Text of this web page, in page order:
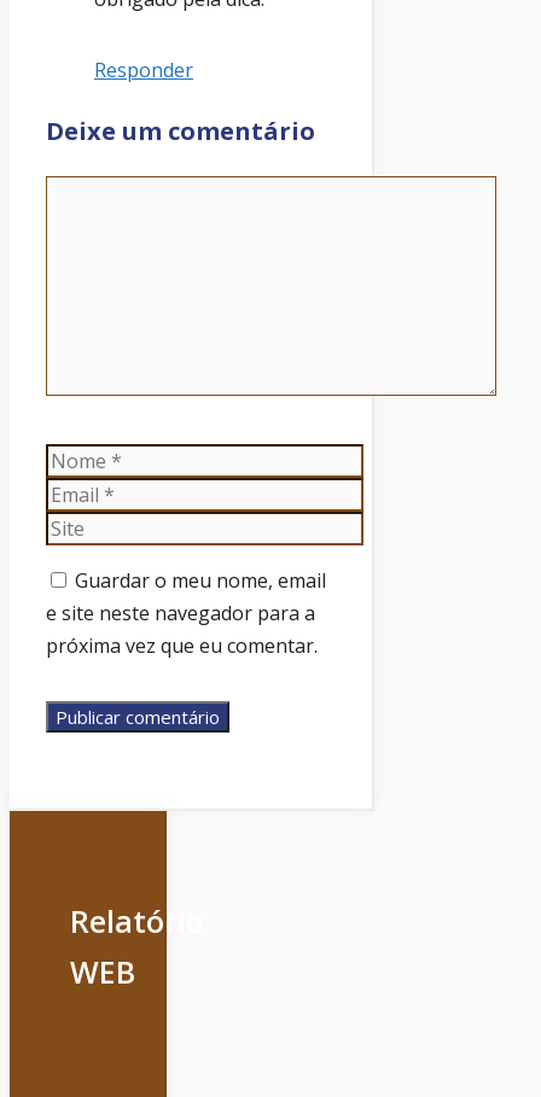
Responder
Deixe um comentário
Nome
Email
Site
Guardar o meu nome, email
e site neste navegador para a
próxima vez que eu comentar.
Relatório
WEB